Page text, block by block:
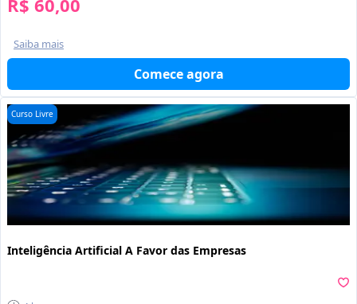
R$ 60,00
Saiba mais
Comece agora
Curso Livre
Inteligência Artificial A Favor das Empresas